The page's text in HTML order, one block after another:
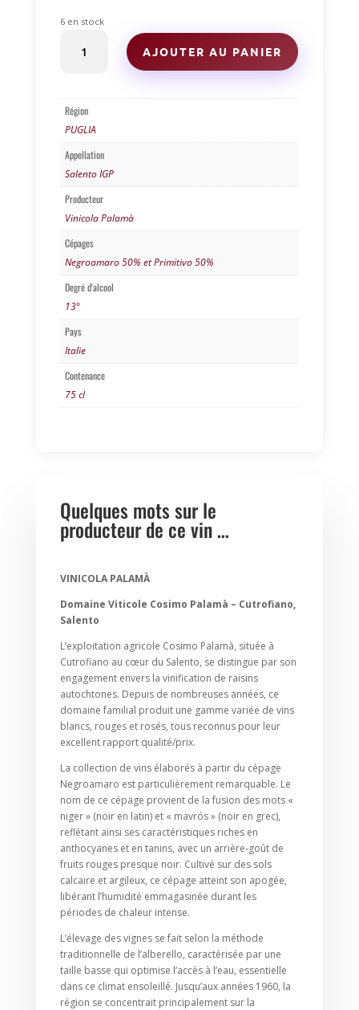
6 en stock
-
VINICOLA
PALAMÀ-
PUGLIA
AJOUTER AU PANIER
Région
PUGLIA
Appellation
Salento IGP
Producteur
Vinicola Palamà
Cépages
Negroamaro 50% et Primitivo 50%
Degré d'alcool
13°
Pays
Italie
Contenance
75 cl
Quelques mots sur le
producteur de ce vin …
VINICOLA PALAMÀ
Domaine Viticole Cosimo Palamà – Cutrofiano,
Salento
L’exploitation agricole Cosimo Palamà, située à
Cutrofiano au cœur du Salento, se distingue par son
engagement envers la vinification de raisins
autochtones. Depuis de nombreuses années, ce
domaine familial produit une gamme variée de vins
blancs, rouges et rosés, tous reconnus pour leur
excellent rapport qualité/prix.
La collection de vins élaborés à partir du cépage
Negroamaro est particulièrement remarquable. Le
nom de ce cépage provient de la fusion des mots «
niger » (noir en latin) et « mavrós » (noir en grec),
reflétant ainsi ses caractéristiques riches en
anthocyanes et en tanins, avec un arrière-goût de
fruits rouges presque noir. Cultivé sur des sols
calcaire et argileux, ce cépage atteint son apogée,
libérant l’humidité emmagasinée durant les
périodes de chaleur intense.
L’élevage des vignes se fait selon la méthode
traditionnelle de l’alberello, caractérisée par une
taille basse qui optimise l’accès à l’eau, essentielle
dans ce climat ensoleillé. Jusqu’aux années 1960, la
région se concentrait principalement sur la